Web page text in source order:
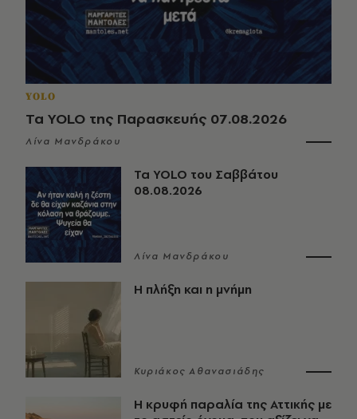
YOLO
Τα YOLO της Παρασκευής 07.08.2026
Λίνα Μανδράκου
Τα YOLO του Σαββάτου
08.08.2026
Λίνα Μανδράκου
Η πλήξη και η μνήμη
Κυριάκος Αθανασιάδης
Η κρυφή παραλία της Αττικής με